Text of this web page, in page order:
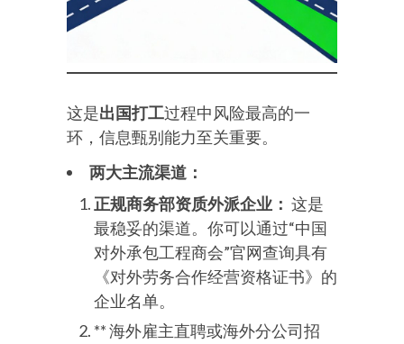
这是出国打工过程中风险最高的一
环，信息甄别能力至关重要。
两大主流渠道：
正规商务部资质外派企业： 这是
最稳妥的渠道。你可以通过“中国
对外承包工程商会”官网查询具有
《对外劳务合作经营资格证书》的
企业名单。
** 海外雇主直聘或海外分公司招